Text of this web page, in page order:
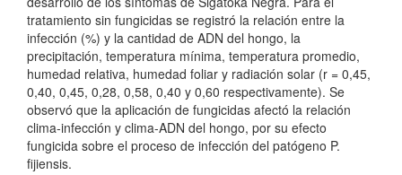
tratamiento sin fungicidas se registró la relación entre la
infección (%) y la cantidad de ADN del hongo, la
precipitación, temperatura mínima, temperatura promedio,
humedad relativa, humedad foliar y radiación solar (r = 0,45,
0,40, 0,45, 0,28, 0,58, 0,40 y 0,60 respectivamente). Se
observó que la aplicación de fungicidas afectó la relación
clima-infección y clima-ADN del hongo, por su efecto
fungicida sobre el proceso de infección del patógeno P.
fijiensis.